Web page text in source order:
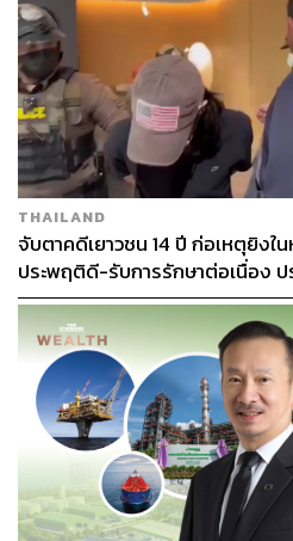
THAILAND
จับตาคดีเยาวชน 14 ปี ก่อเหตุยิงใ
ประพฤติดี-รับการรักษาต่อเนื่อง ป